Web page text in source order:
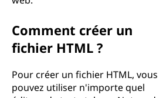
Comment créer un
fichier HTML ?
Pour créer un fichier HTML, vous
pouvez utiliser n'importe quel